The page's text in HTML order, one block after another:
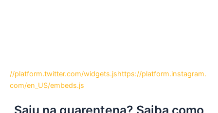
//platform.twitter.com/widgets.jshttps://platform.instagram.
com/en_US/embeds.js